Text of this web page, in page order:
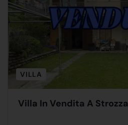
VILLA
Villa In Vendita A Strozza